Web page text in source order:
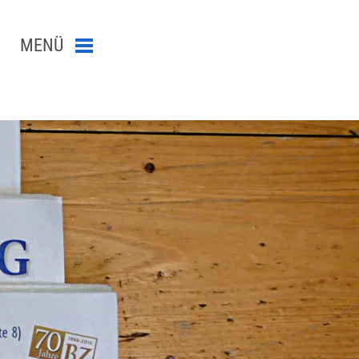
abschicken
MENÜ Menü schließen